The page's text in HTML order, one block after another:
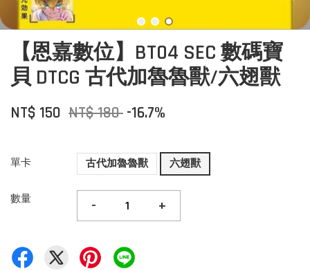
【恩嘉數位】BT04 SEC 數碼寶
貝 DTCG 古代加魯魯獸/六翅獸
NT$ 150 NT$ 180 -16.7%
單卡 古代加魯魯獸 六翅獸
數量 - +